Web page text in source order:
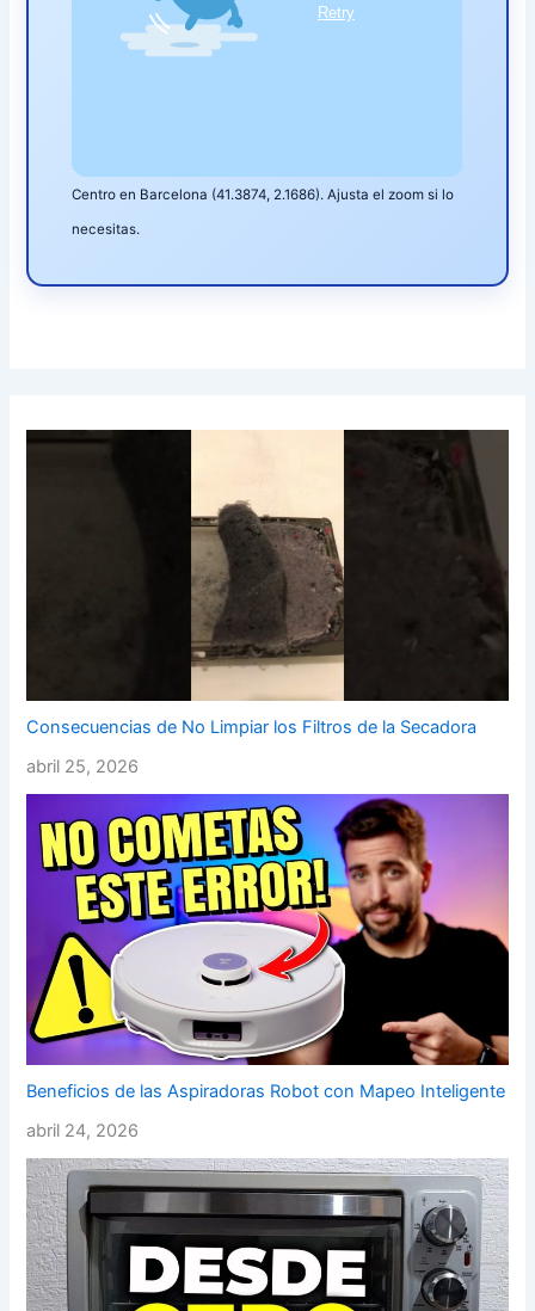
Centro en Barcelona (41.3874, 2.1686). Ajusta el zoom si lo
necesitas.
Consecuencias de No Limpiar los Filtros de la Secadora
abril 25, 2026
Beneficios de las Aspiradoras Robot con Mapeo Inteligente
abril 24, 2026